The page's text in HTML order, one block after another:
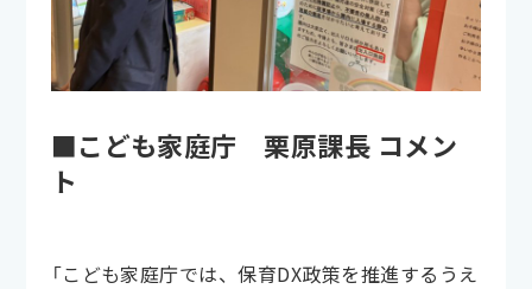
■こども家庭庁 栗原課長 コメン
ト
「こども家庭庁では、保育DX政策を推進するうえ